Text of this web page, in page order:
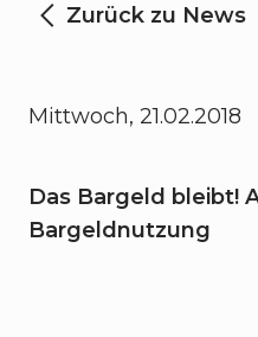
Zurück zu News
Mittwoch, 21.02.2018
Das Bargeld bleibt!
Bargeldnutzung